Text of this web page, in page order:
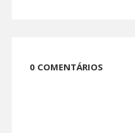
0 COMENTÁRIOS